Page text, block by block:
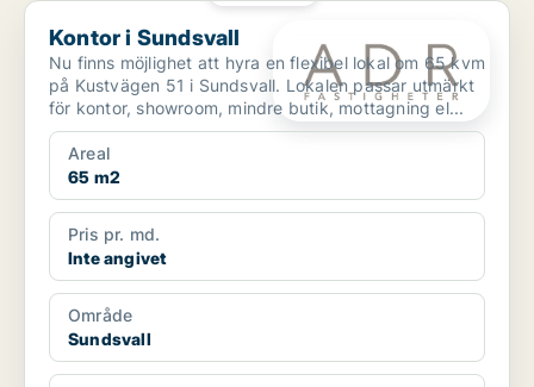
Kontor i Sundsvall
Kontor i Sundsvall
Nu finns möjlighet att hyra en flexibel lokal om 65 kvm
på Kustvägen 51 i Sundsvall. Lokalen passar utmärkt
för kontor, showroom, mindre butik, mottagning el...
Areal
65 m2
Pris pr. md.
Inte angivet
Område
Sundsvall